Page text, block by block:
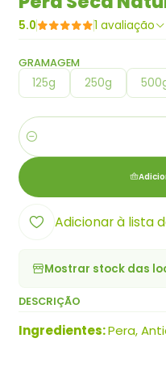
5.0 1 avaliação
GRAMAGEM
125g 250g
Quantidade
Adicionar à lista
Mostrar stock das
DESCRIÇÃO
Ingredientes:Pera,